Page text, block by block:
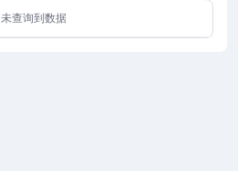
未查询到数据